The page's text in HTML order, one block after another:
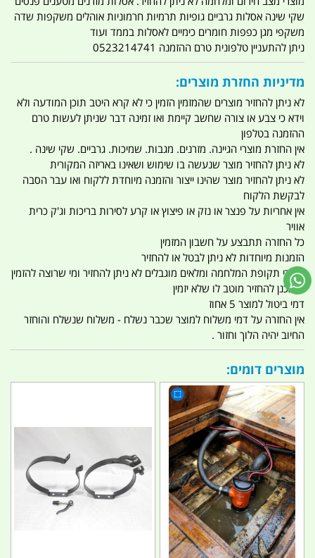
שקי שינה אסלות גרביים גופיות תרמיות חרמוניות אוהלים משקפות שדה
משקפי מגן כפפות חומרים כימיים לאסלות בממד ועוד
ניתן להתעניין טלפונית טרם ההזמנה 0523214741
מדיניות החזרת מוצרים:
לא ניתן להחזיר מוצרים שהמזמין הזמין כי לא קרא היטב תוכן המודעה ולא
וידא כי צבע או צורה שחשב קיימת ואו זמינה דבר שניתן לעשות טרם
ההזמנה בטלפון
אין החזרת מוצרי הגיינה. מזרנים. מגבות. שמיכות. גרביים. שקי שינה .
לא ניתן להחזיר מוצר שנעשה בו שימוש ושאינו באריזה המקורית
לא ניתן להחזיר מוצר שהינו ייצור והזמנה מיוחדת ללקוח ואו עבר הסבה
לבקשת הלקוח
אין אחריות על פנצר או נזק או פיצוץ או קרע לסירות בריכות וג'ק כרית
אוויר
כל החזרה תתבצע על חשבון המזמין
הזמנות מיוחדות לא ניתן לבטל או להחזיר
מוצרי תקופת המלחמה ומלאים מוגבלים לא ניתן להחזיר ומי שרוצה להזמין
ומתכנן להחזיר מוטב לו שלא יזמין
דמי ביטול למוצר 5 אחוז
אין החזרה על דמי משלוח למוצר שכבר נשלח - משלוח שנשלח והוחזר
החיוב יהיה הלוך וחזור .
מוצרים דומים: